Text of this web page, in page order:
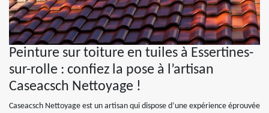
Peinture sur toiture en tuiles à Essertines-
sur-rolle : confiez la pose à l’artisan
Caseacsch Nettoyage !
Caseacsch Nettoyage est un artisan qui dispose d’une expérience éprouvée